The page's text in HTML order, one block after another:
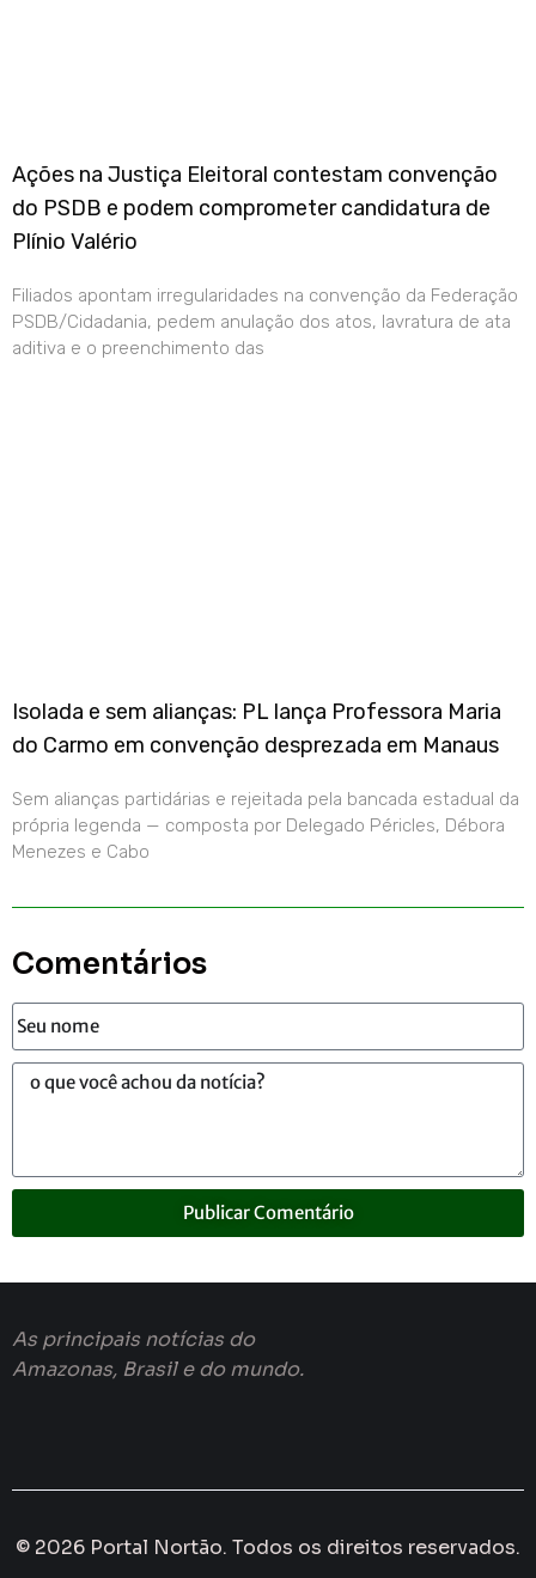
Ações na Justiça Eleitoral contestam convenção
do PSDB e podem comprometer candidatura de
Plínio Valério
Filiados apontam irregularidades na convenção da Federação
PSDB/Cidadania, pedem anulação dos atos, lavratura de ata
aditiva e o preenchimento das
Isolada e sem alianças: PL lança Professora Maria
do Carmo em convenção desprezada em Manaus
Sem alianças partidárias e rejeitada pela bancada estadual da
própria legenda — composta por Delegado Péricles, Débora
Menezes e Cabo
Comentários
Publicar Comentário
As principais notícias do
Amazonas, Brasil e do mundo.
© 2026 Portal Nortão. Todos os direitos reservados.